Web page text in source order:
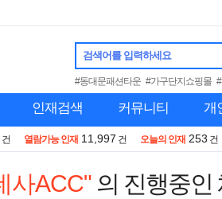
검색어를 입력하세요
#동대문패션타운 #가구단지쇼핑몰
인재검색 커뮤니티 개
건 열람가능 인재 11,997 건 오늘의 인재 253 건
사ACC" 의 진행중인